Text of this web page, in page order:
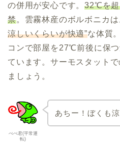
の併用が安心です。32℃を超
禁。雲霧林産のボルボニカ
涼しいくらいが快適”な体質
コンで部屋を27℃前後に保
ています。サーモスタット
ましょう。
ぺぺ君(平常運
転)
あちー！ぼくも